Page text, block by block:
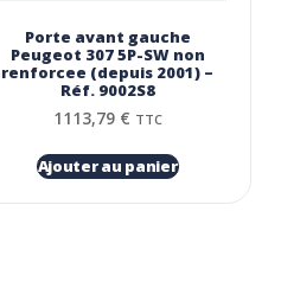
Porte avant gauche
Peugeot 307 5P-SW non
renforcee (depuis 2001) –
Réf. 9002S8
1113,79 € TTC
Ajouter au panier